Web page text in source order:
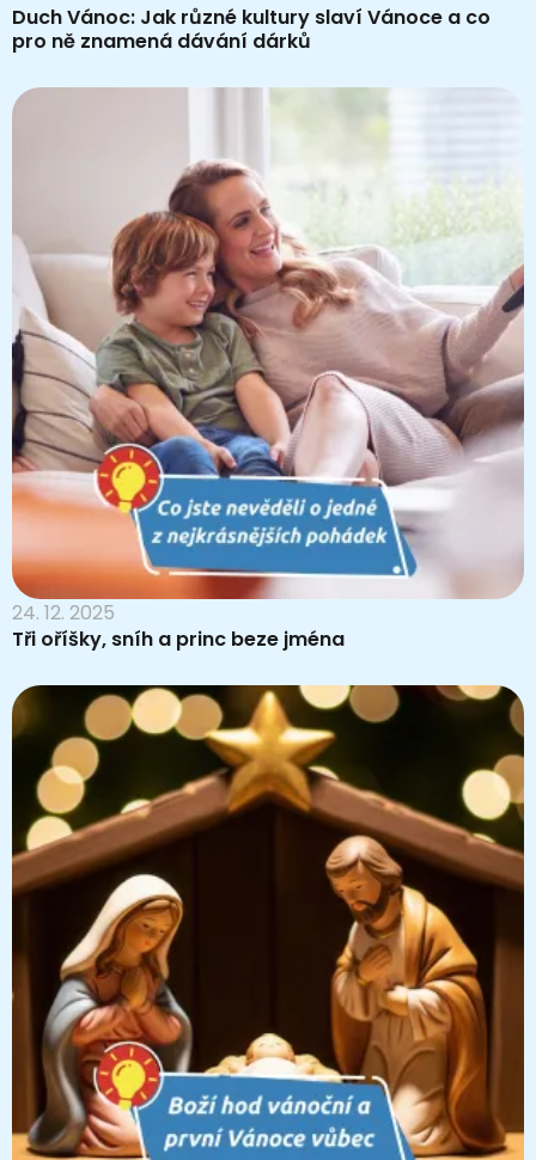
Duch Vánoc: Jak různé kultury slaví Vánoce a co
pro ně znamená dávání dárků
24. 12. 2025
Tři oříšky, sníh a princ beze jména